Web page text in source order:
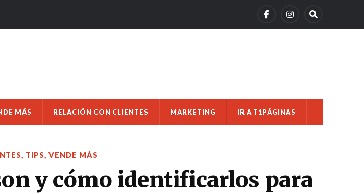
MÁS RELACIÓN CON CLIENTES MARKETING IR A T1PÁGINAS
, TIPS, VENDE MÁS
y cómo identificarlos para